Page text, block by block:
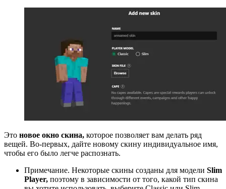
Это новое окно скина, которое позволяет вам делать ряд
вещей. Во-первых, дайте новому скину индивидуальное имя,
чтобы его было легче распознать.
Примечание. Некоторые скины созданы для модели Slim
Player, поэтому в зависимости от того, какой тип скина